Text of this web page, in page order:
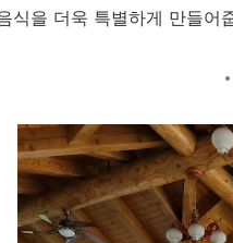
식을 더욱 특별하게 만들어